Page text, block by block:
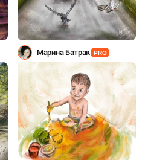
Марина Батрак PRO